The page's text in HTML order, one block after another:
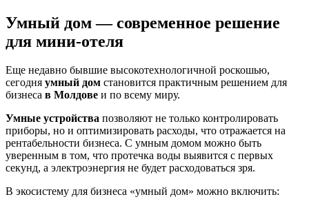
Умный дом — современное решение
для мини-отеля
Еще недавно бывшие высокотехнологичной роскошью,
сегодня умный дом становится практичным решением для
бизнеса в Молдове и по всему миру.
Умные устройства позволяют не только контролировать
приборы, но и оптимизировать расходы, что отражается на
рентабельности бизнеса. С умным домом можно быть
уверенным в том, что протечка воды выявится с первых
секунд, а электроэнергия не будет расходоваться зря.
В экосистему для бизнеса «умный дом» можно включить: